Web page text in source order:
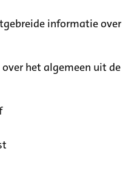
informatie over
het algemeen uit de